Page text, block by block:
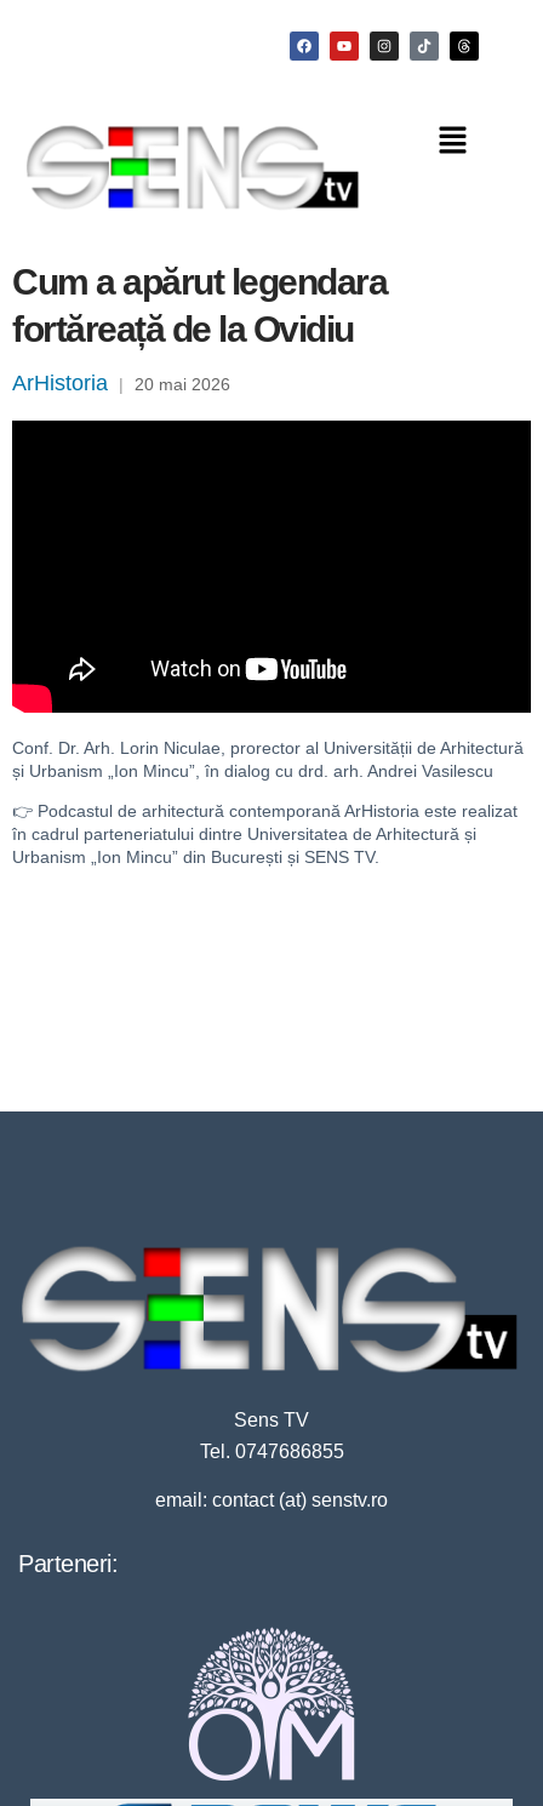
Cum a apărut legendara
fortăreață de la Ovidiu
ArHistoria | 20 mai 2026
Conf. Dr. Arh. Lorin Niculae, prorector al Universității de Arhitectură
și Urbanism „Ion Mincu”, în dialog cu drd. arh. Andrei Vasilescu
👉 Podcastul de arhitectură contemporană ArHistoria este realizat
în cadrul parteneriatului dintre Universitatea de Arhitectură și
Urbanism „Ion Mincu” din București și SENS TV.
Sens TV
Tel. 0747686855
email: contact (at) senstv.ro
Parteneri: